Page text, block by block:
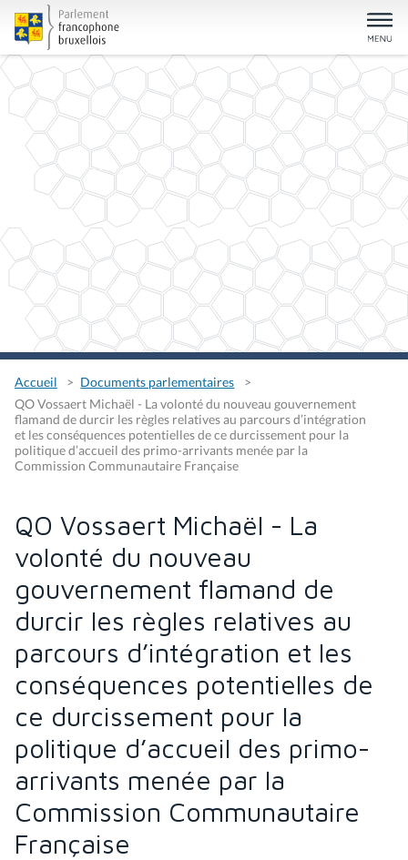
Accueil
Documents parlementaires
QO Vossaert Michaël - La volonté du nouveau gouvernement
flamand de durcir les règles relatives au parcours d’intégration
et les conséquences potentielles de ce durcissement pour la
politique d’accueil des primo-arrivants menée par la
Commission Communautaire Française
QO Vossaert Michaël - La
volonté du nouveau
gouvernement flamand de
durcir les règles relatives au
parcours d’intégration et les
conséquences potentielles de
ce durcissement pour la
politique d’accueil des primo-
arrivants menée par la
Commission Communautaire
Française